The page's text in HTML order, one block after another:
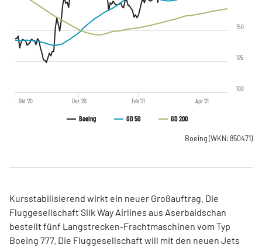
Boeing GD 50 GD 200
Okt '20 Dez '20 Feb '21 Apr '21
100
125
150
Boeing (WKN: 850471)
Kursstabilisierend wirkt ein neuer Großauftrag. Die
Fluggesellschaft Silk Way Airlines aus Aserbaidschan
bestellt fünf Langstrecken-Frachtmaschinen vom Typ
Boeing 777. Die Fluggesellschaft will mit den neuen Jets